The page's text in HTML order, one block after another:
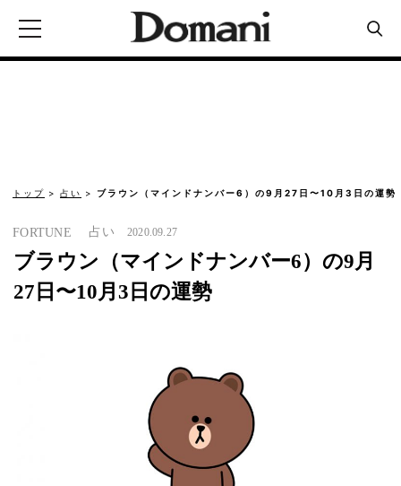
トップ 占い ブラウン（マインドナンバー6）の9月27日〜10月3日の運勢
FORTUNE 占い 2020.09.27
ブラウン（マインドナンバー6）の9月
27日〜10月3日の運勢